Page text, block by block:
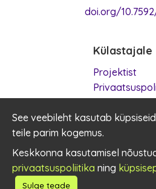
Külastajale
Projektist
Küpsised
doi.org/
Kontakt
See veebileht kasutab
teile parim kogemus.
Keskkonna kasutamisel
privaatsuspoliitika ning
Sulge teade